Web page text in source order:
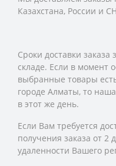
Казахстана, России и
Сроки доставки заказа
складе. Если в момент
выбранные товары
городе Алматы, то
в этот же день.
Если Вам требуется
получения заказа от 2
удаленности Вашего